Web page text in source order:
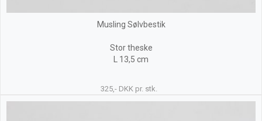
Musling Sølvbestik
Stor theske
L 13,5 cm
325,- DKK pr. stk.